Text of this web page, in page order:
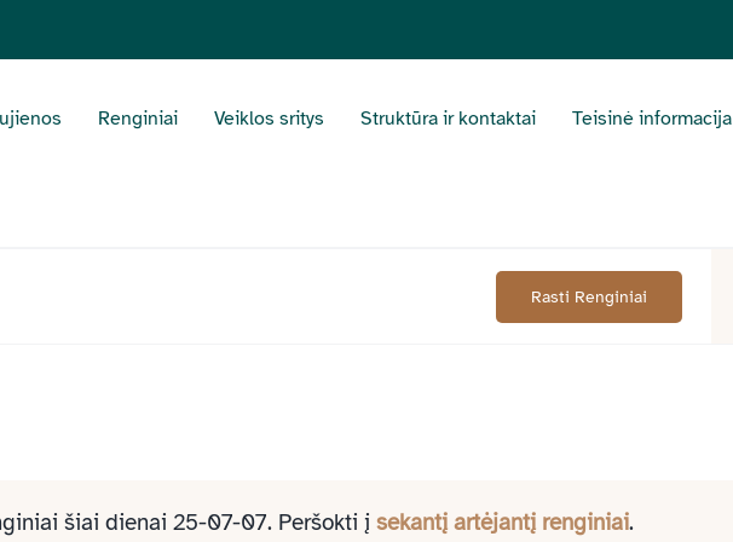
Renginiai Veiklos sritys Struktūra ir kontaktai Teisinė informacija
šiai dienai 25-07-07. Peršokti į sekantį artėjantį renginiai.
Rasti Renginiai